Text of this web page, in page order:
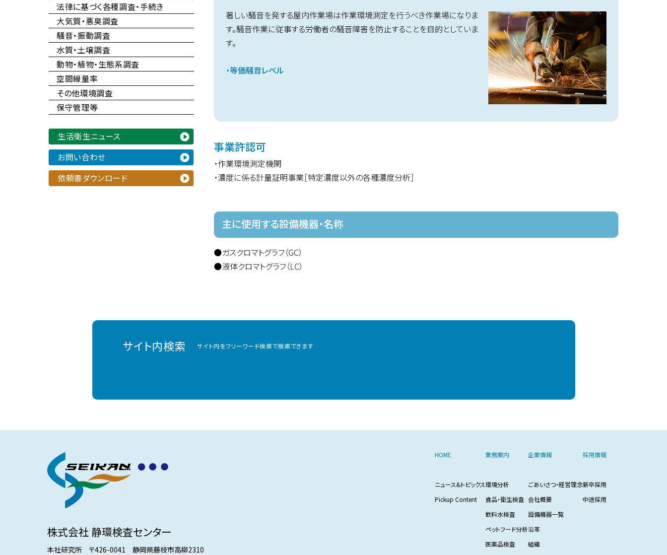
法律に基づく各種調査・手続き
大気質・悪臭調査
騒音・振動調査
水質・土壌調査
動物・植物・生態系調査
空間線量率
その他環境調査
保守管理等
生活衛生ニュース
お問い合わせ
依頼書ダウンロード
著しい騒音を発する屋内作業場は作業環境測定を行うべき作業場になりま
す。騒音作業に従事する労働者の騒音障害を防止することを目的としていま
す。
・等価騒音レベル
事業許認可
・作業環境測定機関
・濃度に係る計量証明事業［特定濃度以外の各種濃度分析］
主に使用する設備機器・名称
●ガスクロマトグラフ（GC）
●液体クロマトグラフ（LC）
サイト内検索 サイト内をフリーワード検索で検索できます
株式会社 静環検査センター
本社研究所 〒426-0041 静岡県藤枝市高柳2310
HOME
ニュース&トピックス
Pickup Content
業務案内
環境分析
食品・衛生検査
飲料水検査
ペットフード分析
医薬品検査
企業情報
ごあいさつ・経営理念
会社概要
設備機器一覧
沿革
組織
採用情報
新卒採用
中途採用